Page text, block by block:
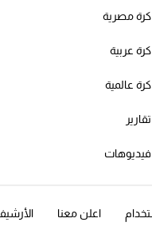
كرة مصرية
كرة عربية
كرة عالمية
تقارير
فيديوهات
اعلن معنا